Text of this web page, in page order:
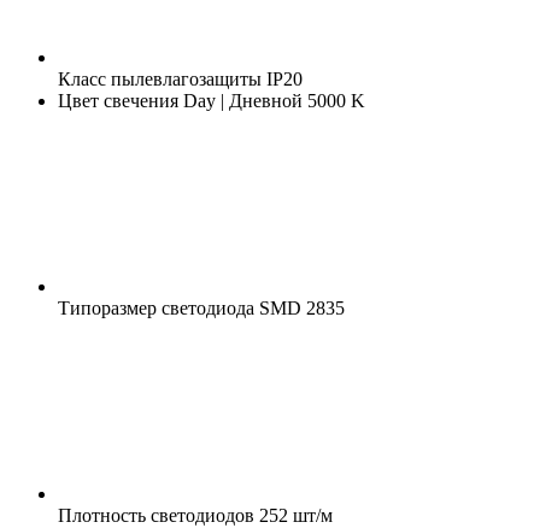
Класс пылевлагозащиты IP20
Цвет свечения Day | Дневной 5000 K
Типоразмер светодиода SMD 2835
Плотность светодиодов 252 шт/м